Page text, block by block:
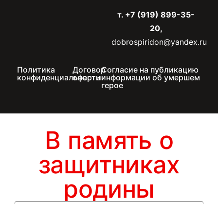
т. +7 (919) 899-35-
20,
dobrospiridon@yandex.ru
Политика
конфиденциальности
Договор
оферты
Согласие на публикацию
информации об умершем
герое
В память о
защитниках
родины